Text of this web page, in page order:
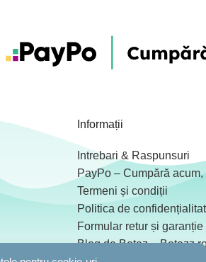
Informații
Intrebari & Raspunsuri
PayPo – Cumpără
Termeni și condiții
Politica de
Formular retur și garanție
Blog de Botez –